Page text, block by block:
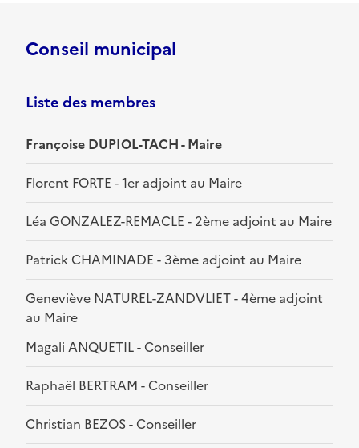
Conseil municipal
Liste des membres
Françoise DUPIOL-TACH - Maire
Florent FORTE - 1er adjoint au Maire
Léa GONZALEZ-REMACLE - 2ème adjoint au Maire
Patrick CHAMINADE - 3ème adjoint au Maire
Geneviève NATUREL-ZANDVLIET - 4ème adjoint
au Maire
Magali ANQUETIL - Conseiller
Raphaël BERTRAM - Conseiller
Christian BEZOS - Conseiller